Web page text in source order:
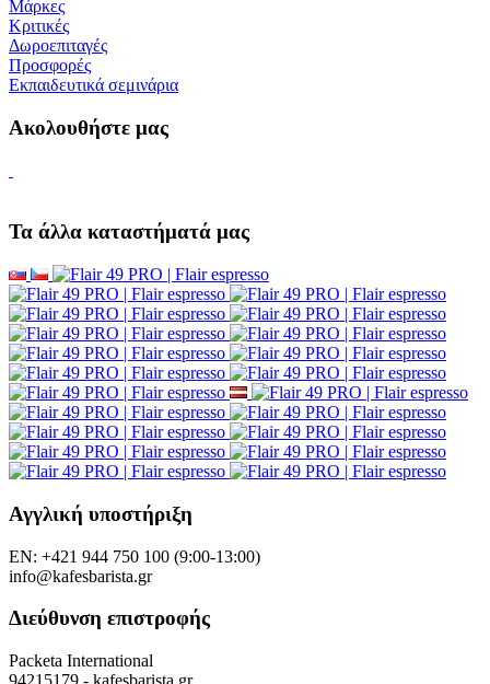
Μάρκες
Κριτικές
Δωροεπιταγές
Προσφορές
Εκπαιδευτικά σεμινάρια
Ακολουθήστε μας
Τα άλλα καταστήματά μας
Αγγλική υποστήριξη
EN: +421 944 750 100 (9:00-13:00)
info@kafesbarista.gr
Διεύθυνση επιστροφής
Packeta International
94215179 - kafesbarista.gr